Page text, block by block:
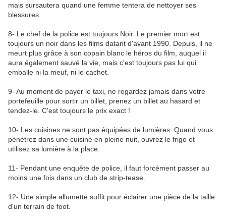
mais sursautera quand une femme tentera de nettoyer ses
blessures.
8- Le chef de la police est toujours Noir. Le premier mort est
toujours un noir dans les films datant d'avant 1990. Depuis, il ne
meurt plus grâce à son copain blanc le héros du film, auquel il
aura également sauvé la vie, mais c'est toujours pas lui qui
emballe ni la meuf, ni le cachet.
9- Au moment de payer le taxi, ne regardez jamais dans votre
portefeuille pour sortir un billet, prenez un billet au hasard et
tendez-le. C'est toujours le prix exact !
10- Les cuisines ne sont pas équipées de lumières. Quand vous
pénétrez dans une cuisine en pleine nuit, ouvrez le frigo et
utilisez sa lumière à la place.
11- Pendant une enquête de police, il faut forcément passer au
moins une fois dans un club de strip-tease.
12- Une simple allumette suffit pour éclairer une pièce de la taille
d'un terrain de foot.